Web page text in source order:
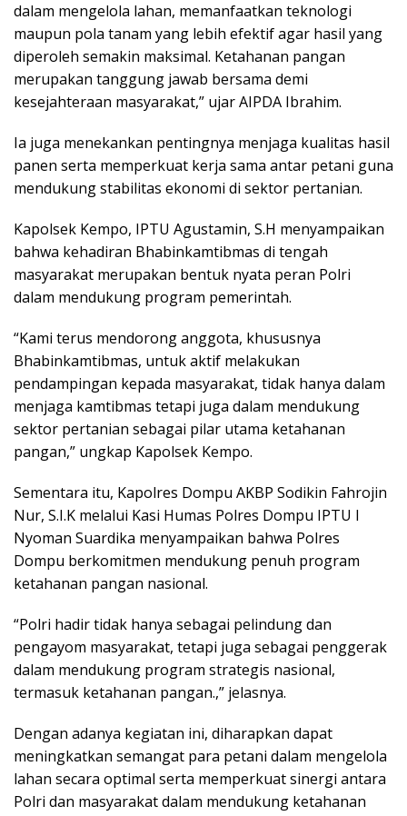
dalam mengelola lahan, memanfaatkan teknologi
maupun pola tanam yang lebih efektif agar hasil yang
diperoleh semakin maksimal. Ketahanan pangan
merupakan tanggung jawab bersama demi
kesejahteraan masyarakat,” ujar AIPDA Ibrahim.
Ia juga menekankan pentingnya menjaga kualitas hasil
panen serta memperkuat kerja sama antar petani guna
mendukung stabilitas ekonomi di sektor pertanian.
Kapolsek Kempo, IPTU Agustamin, S.H menyampaikan
bahwa kehadiran Bhabinkamtibmas di tengah
masyarakat merupakan bentuk nyata peran Polri
dalam mendukung program pemerintah.
“Kami terus mendorong anggota, khususnya
Bhabinkamtibmas, untuk aktif melakukan
pendampingan kepada masyarakat, tidak hanya dalam
menjaga kamtibmas tetapi juga dalam mendukung
sektor pertanian sebagai pilar utama ketahanan
pangan,” ungkap Kapolsek Kempo.
Sementara itu, Kapolres Dompu AKBP Sodikin Fahrojin
Nur, S.I.K melalui Kasi Humas Polres Dompu IPTU I
Nyoman Suardika menyampaikan bahwa Polres
Dompu berkomitmen mendukung penuh program
ketahanan pangan nasional.
“Polri hadir tidak hanya sebagai pelindung dan
pengayom masyarakat, tetapi juga sebagai penggerak
dalam mendukung program strategis nasional,
termasuk ketahanan pangan.,” jelasnya.
Dengan adanya kegiatan ini, diharapkan dapat
meningkatkan semangat para petani dalam mengelola
lahan secara optimal serta memperkuat sinergi antara
Polri dan masyarakat dalam mendukung ketahanan